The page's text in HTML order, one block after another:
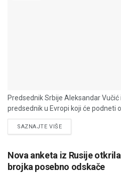
Predsednik Srbije Aleksandar Vučić
predsednik u Evropi koji će podneti
SAZNAJTE VIŠEDETAILS
Nova anketa iz Rusije
brojka posebno odskače